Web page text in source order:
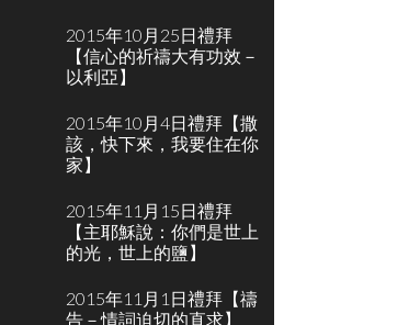
2015年10月25日禮拜
【信心的祈禱大有功效－
以利亞】
2015年10月4日禮拜【撒
該，快下來，我要住在你
家】
2015年11月15日禮拜
【主耶穌說：你們是世上
的光，世上的鹽】
2015年11月1日禮拜【禱
告－情詞迫切的直求】